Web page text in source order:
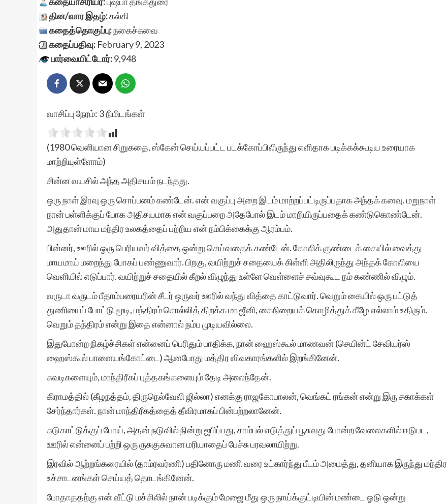
தின/வார இதழ்:கல்கி
கதைத்தொகுப்பு:நகைச்சுவை
கதைப்பதிவு: February 9, 2023
பார்வையிட்டோர்:9,948
வாசிப்பு நேரம்: 3நிமிடங்கள்
(1980 வெளியான சிறுகதை, ஸ்கேன் செய்யப்பட்ட படக்கோப்பிலிருந்து எளிதாக படிக்கக்கூடிய உரையாக
மாற்றியுள்ளோம்)
சின்ன வயசில் அந்த அதிசயம் நடந்தது.
ஒரு நாள் இரவு ஒரு சொப்பனம் கண்டேன். என் வகுப்பு அறை இடம் மாற்றப்பட்டிருப்பதாக அந்தக் கனவு. மறுநாள்
நான் பள்ளிக்குப் போக அதிசயமாக என் வகுப்பறை அதேபோல் இடம் மாறியிருப்பதைக் கண்டுகொண்டேன்.
அதுதான் மாய மந்திர உலகத்தைப் பற்றிய என் நம்பிக்கைக்கு ஆரம்பம்.
பின்னர், ஊரில் ஒரு பெரியவர் வித்தை ஒன்று செய்வதைக் கண்டேன். கோலிக் குண்டைக் கையில் வைத்து
மாயமாய் மறைந்து போகப் பண்ணுவார். பிறகு, வயிற்றுச் சதையைக் கிள்ளி அதிலிருந்து அந்தக் கோலியை
வெளியில் எடுப்பார். வயிற்றுச் சதையில் கீறல் விழுந்து உள்ளே வெள்ளைச் சவ்வுகூட நம் கண்ணில் விழும்.
வருடா வருடம் பீதாம்பரையரின் சீடர் ஒருவர் ஊரில் வந்து வித்தை காட்டுவார். வெறும் கையில் ஒரு பட்டுத்
துணியைப் போட்டு மூடி, மந்திரம் சொல்லித் திறக்க மா ஜீனி, கைநிறையக் கொழித்துக் கீழே எல்லாம் உதிரும்.
வெறும் தந்திரம் என்று இதை என்னால் நம்ப முடியவில்லை.
இதுபோன்ற நிகழ்ச்சிகள் என்னைப் பெரிதும் பாதிக்க, நான் ஹைஸ்கூல் மாணவன் (செயின்ட் சேவியர்ஸ்
ஹைஸ்கூல் பாளையங்கோட்டை) ஆனபோது மத்திர விவகாரங்களில் இறங்கினேன்.
சுவடிகளையும், மாந்திரீகப் புத்தகங்களையும் தேடி அலைந்தேன்.
கிராமத்தில் (கீழநத்தம், திருநெல்வேலி ஜில்லா) எனக்கு ராஜகோபாலன், வெங்கட் ரங்கன் என்று இரு சகாக்கள்
சேர்ந்தார்கள். நான் மாந்திரீகத்தைத் தீவிரமாகப் பின்பற்றலானேன்.
சுடுகாட்டுக்குப் போய், அதன் நடுவில் நின்று ஐபிப்பது, சாம்பல் எடுத்துப் பூசுவது போன்ற வேலைகளில் ஈடுபட,
ஊரில் என்னைப் பற்றி ஒரு ருசுகுசுவான மரியாதைப் பேச்சு பரவலாயிற்று.
இரவில் ஆற்றங்கரையில் (தாம்ரவர்ணி) பதினோரு மணி வரை உட்கார்ந்து பீடம் அமைத்து, தனியாக இருந்து மந்திர
உச்சாடனங்கள் செய்யத் தொடங்கினேன்.
போதாததற்கு என் வீட்டு மச்சிலில் நான் படிக்கும் மேஜை மீது ஒரு நாய்க்குட்டியின் மண்டை ஓடு ஒன்று
I have been following